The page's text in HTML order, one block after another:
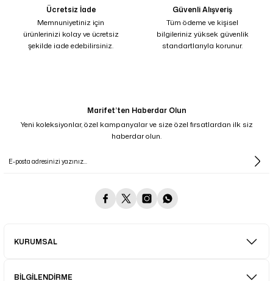
Ücretsiz İade
Memnuniyetiniz için
ürünlerinizi kolay ve ücretsiz
şekilde iade edebilirsiniz.
Güvenli Alışveriş
Tüm ödeme ve kişisel
bilgileriniz yüksek güvenlik
standartlarıyla korunur.
Marifet’ten Haberdar Olun
Yeni koleksiyonlar, özel kampanyalar ve size özel fırsatlardan ilk siz
haberdar olun.
KURUMSAL
BİLGİLENDİRME